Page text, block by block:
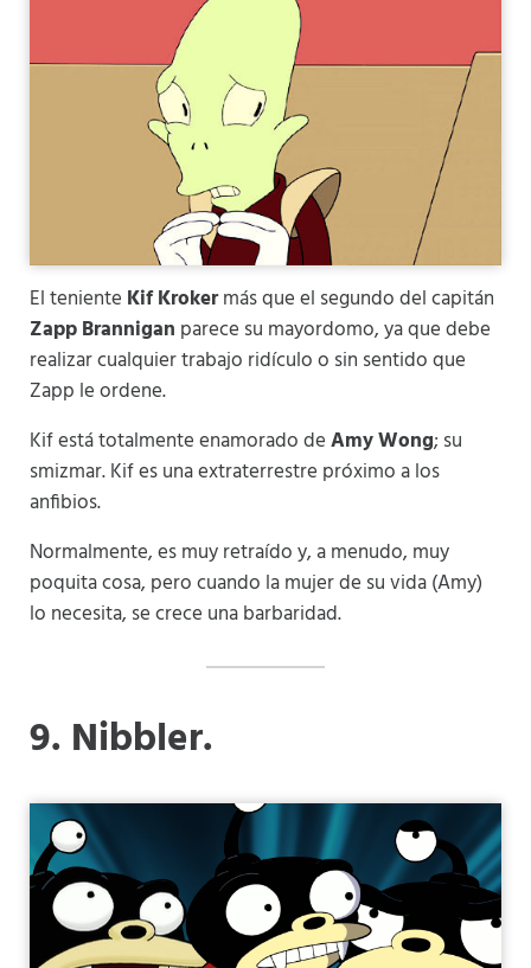
El teniente Kif Krokermás que el segundo del capitán
Zapp Brannigan parece su mayordomo, ya que debe
realizar cualquier trabajo ridículo o sin sentido que
Zapp le ordene.
Kif está totalmente enamorado deAmy Wong; su
smizmar. Kif es una extraterrestre próximo a los
anfibios.
Normalmente, es muy retraído y, a menudo, muy
poquita cosa, pero cuando la mujer de su vida (Amy)
lo necesita, se crece una barbaridad.
9. Nibbler.